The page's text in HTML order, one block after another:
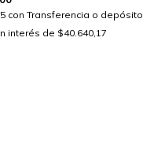
con Transferencia o depósito
interés de $40.640,17